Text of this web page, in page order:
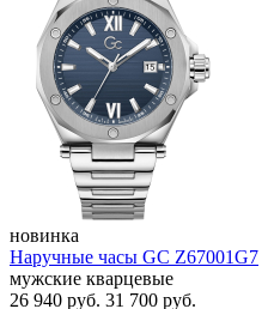
новинка
Наручные часы GC Z67001G7
мужские кварцевые
26 940 руб. 31 700 руб.